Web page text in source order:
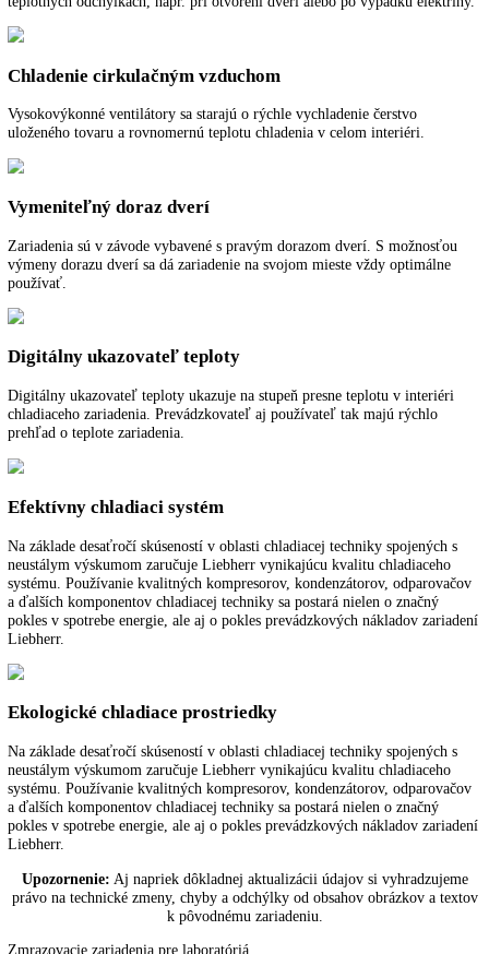
Funkcie a vybavenie
K stiahnutiu
Teplotný poplach
Teplotný poplach okamžite informuje opticky a zvukovo o
teplotných odchýlkach, napr. pri otvorení dverí alebo po výpadku
Chladenie cirkulačným vzduchom
Vysokovýkonné ventilátory sa starajú o rýchle vychladenie čerstvo
uloženého tovaru a rovnomernú teplotu chladenia v celom interiéri.
Vymeniteľný doraz dverí
Zariadenia sú v závode vybavené s pravým dorazom dverí. S
výmeny dorazu dverí sa dá zariadenie na svojom mieste vždy
používať.
Digitálny ukazovateľ teploty
Digitálny ukazovateľ teploty ukazuje na stupeň presne teplotu v
chladiaceho zariadenia. Prevádzkovateľ aj používateľ tak majú rýchlo
prehľad o teplote zariadenia.
Efektívny chladiaci systém